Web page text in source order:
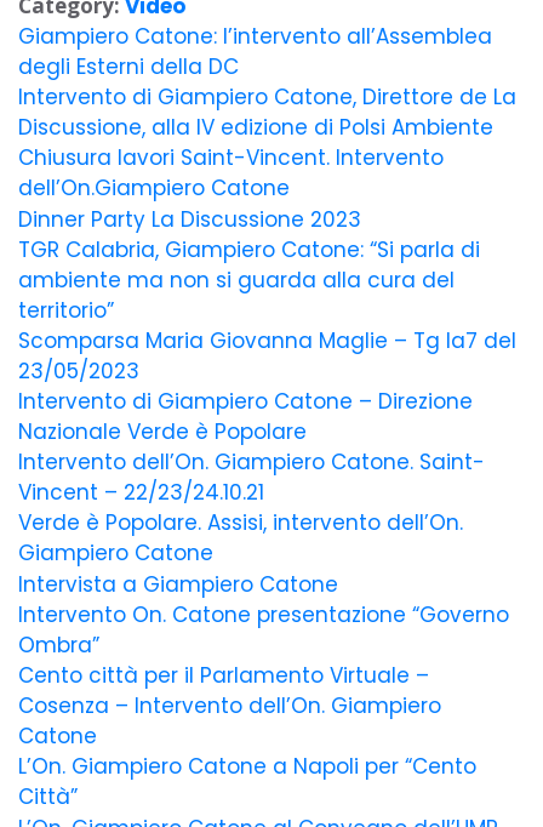
Video
Giampiero Catone: l’intervento all’Assemblea
degli Esterni della DC
Intervento di Giampiero Catone, Direttore de La
Discussione, alla IV edizione di Polsi Ambiente
Chiusura lavori Saint-Vincent. Intervento
dell’On.Giampiero Catone
Dinner Party La Discussione 2023
TGR Calabria, Giampiero Catone: “Si parla di
ambiente ma non si guarda alla cura del
territorio”
Scomparsa Maria Giovanna Maglie – Tg la7 del
23/05/2023
Intervento di Giampiero Catone – Direzione
Nazionale Verde è Popolare
Intervento dell’On. Giampiero Catone. Saint-
Vincent – 22/23/24.10.21
Verde è Popolare. Assisi, intervento dell’On.
Giampiero Catone
Intervista a Giampiero Catone
Intervento On. Catone presentazione “Governo
Ombra”
Cento città per il Parlamento Virtuale –
Cosenza – Intervento dell’On. Giampiero
Catone
L’On. Giampiero Catone a Napoli per “Cento
Città”